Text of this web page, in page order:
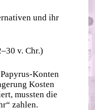
und ihr
v. Chr.)
Konten
Kosten
mussten die
zahlen.